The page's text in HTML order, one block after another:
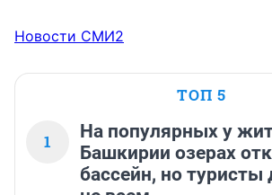
Новости СМИ2
ТОП 5
1
На популярных у
Башкирии озерах
бассейн, но